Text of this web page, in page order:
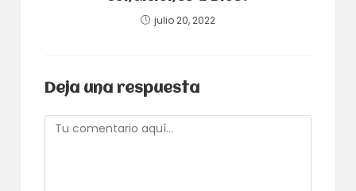
julio 20, 2022
Deja una respuesta
Comentario